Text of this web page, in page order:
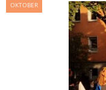
OKTOBER